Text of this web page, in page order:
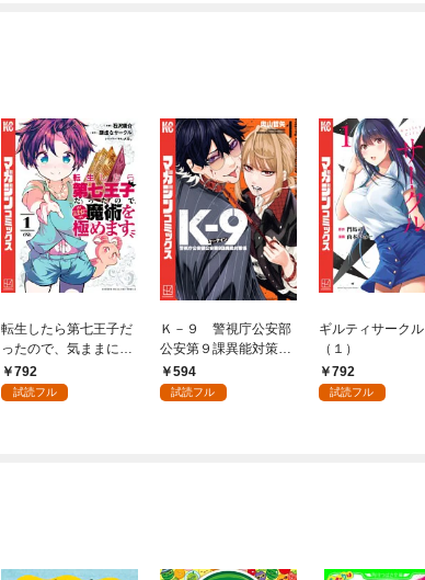
転生したら第七王子だ
ったので、気ままに魔
術を極めます（１）
792
試読フル
Ｋ－９ 警視庁公安部
公安第９課異能対策係
（１）
594
試読フル
ギルティサークル
（１）
792
試読フル